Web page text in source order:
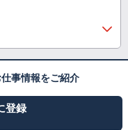
事情報をご紹介
登録